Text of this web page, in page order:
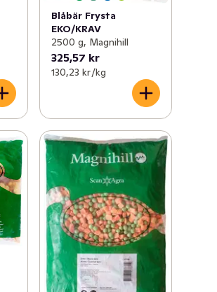
Blåbär Frysta
EKO/KRAV
2500 g, Magnihill
325,57 kr
130,23 kr /kg